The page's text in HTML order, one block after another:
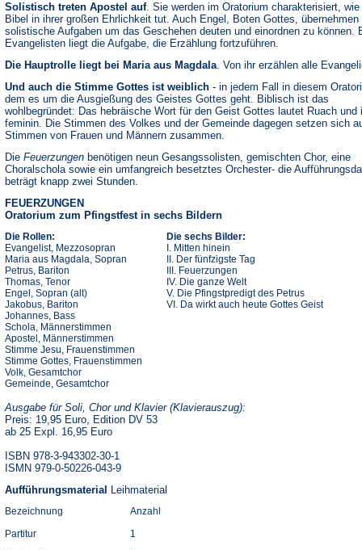
Solistisch treten Apostel auf. Sie werden im Oratorium charakterisiert,
Bibel in ihrer großen Ehrlichkeit tut. Auch Engel, Boten Gottes, übernehmen
solistische Aufgaben um das Geschehen deuten und einordnen zu können.
Evangelisten liegt die Aufgabe, die Erzählung fortzuführen.
Die Hauptrolle liegt bei Maria aus Magdala. Von ihr erzählen alle
Und auch die Stimme Gottes ist weiblich - in jedem Fall in diesem
dem es um die Ausgießung des Geistes Gottes geht. Biblisch ist das
wohlbegründet: Das hebräische Wort für den Geist Gottes lautet Ruach und
feminin. Die Stimmen des Volkes und der Gemeinde dagegen setzen sich
Stimmen von Frauen und Männern zusammen.
Die Feuerzungen benötigen neun Gesangssolisten, gemischten Chor, eine
Choralschola sowie ein umfangreich besetztes Orchester- die
beträgt knapp zwei Stunden.
FEUERZUNGEN
Oratorium zum Pfingstfest in sechs Bildern
Die Rollen:
Evangelist, Mezzosopran
Maria aus Magdala, Sopran
Petrus, Bariton
Thomas, Tenor
Engel, Sopran (alt)
Jakobus, Bariton
Johannes, Bass
Schola, Männerstimmen
Apostel, Männerstimmen
Stimme Jesu, Frauenstimmen
Stimme Gottes, Frauenstimmen
Volk, Gesamtchor
Gemeinde, Gesamtchor
Die sechs Bilder:
I. Mitten hinein
II. Der fünfzigste Tag
III. Feuerzungen
IV. Die ganze Welt
V. Die Pfingstpredigt des Petrus
VI. Da wirkt auch heute Gottes Geist
Ausgabe für Soli, Chor und Klavier (Klavierauszug):
Preis: 19,95 Euro, Edition DV 53
ab 25 Expl. 16,95 Euro
ISBN 978-3-943302-30-1
ISMN 979-0-50226-043-9
Aufführungsmaterial Leihmaterial
Bezeichnung
Partitur
Anzahl
1